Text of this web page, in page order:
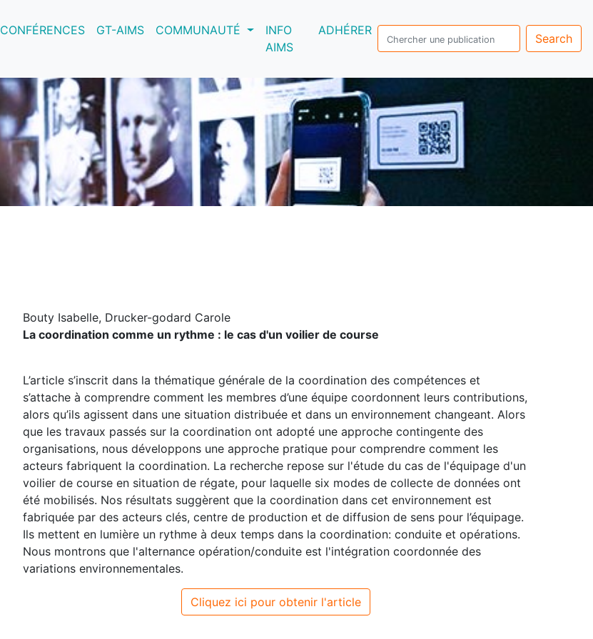
CONFÉRENCES GT-AIMS COMMUNAUTÉ
INFO
AIMS
ADHÉRER
Search
Bouty Isabelle, Drucker-godard Carole
La coordination comme un rythme : le cas d'un voilier de course
L’article s’inscrit dans la thématique générale de la coordination des compétences et
s’attache à comprendre comment les membres d’une équipe coordonnent leurs contributions,
alors qu’ils agissent dans une situation distribuée et dans un environnement changeant. Alors
que les travaux passés sur la coordination ont adopté une approche contingente des
organisations, nous développons une approche pratique pour comprendre comment les
acteurs fabriquent la coordination. La recherche repose sur l'étude du cas de l'équipage d'un
voilier de course en situation de régate, pour laquelle six modes de collecte de données ont
été mobilisés. Nos résultats suggèrent que la coordination dans cet environnement est
fabriquée par des acteurs clés, centre de production et de diffusion de sens pour l’équipage.
Ils mettent en lumière un rythme à deux temps dans la coordination: conduite et opérations.
Nous montrons que l'alternance opération/conduite est l'intégration coordonnée des
variations environnementales.
Cliquez ici pour obtenir l'article